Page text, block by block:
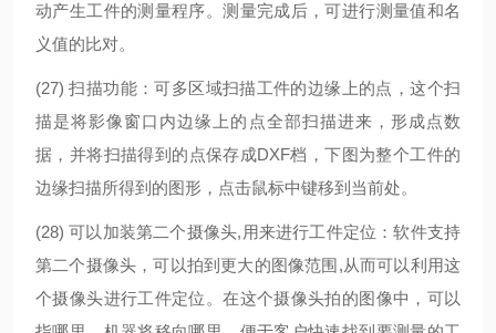
动产生工件的测量程序。测量完成后，可进行测量值和名
义值的比对。
(27)扫描功能：可多区域扫描工件的边缘上的点，这个扫
描是将影像窗口内边缘上的点全部扫描进来，形成点数
据，并将扫描得到的点保存成DXF档，下图为整个工件的
边缘扫描所得到的图形，点击鼠标中键移到当前处。
(28)可以加装第二个摄像头,用来进行工件定位：软件支持
第二个摄像头，可以拍到更大的图像范围,从而可以利用这
个摄像头进行工件定位。在这个摄像头拍的图像中，可以